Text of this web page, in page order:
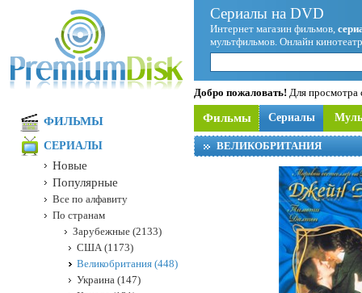
Сериалы на DVD
Интернет магазин фильмов,
мультфильмов. Онлайн
Добро пожаловать! Для просмотра
Фильмы Сериалы
ВЕЛИКОБРИТАНИЯ
ФИЛЬМЫ
СЕРИАЛЫ
Новые
Популярные
Все по алфавиту
По странам
Зарубежные (2133)
США (1173)
Великобритания (448)
Украина (147)